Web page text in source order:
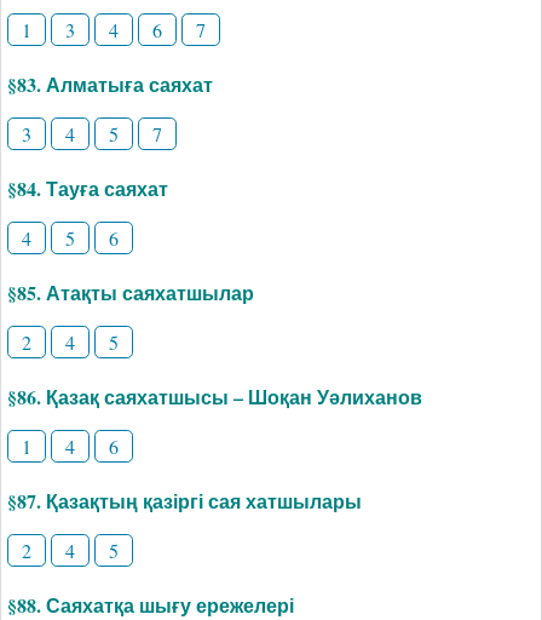
1 3 4 6 7
§83. Алматыға саяхат
3 4 5 7
§84. Тауға саяхат
4 5 6
§85. Атақты саяхатшылар
2 4 5
§86. Қазақ саяхатшысы – Шоқан Уәлиханов
1 4 6
§87. Қазақтың қазіргі сая хатшылары
2 4 5
§88. Саяхатқа шығу ережелері